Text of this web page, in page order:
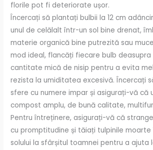
florile pot fi deteriorate ușor.
Încercați să plantați bulbii la 12 cm
unul de celălalt într-un sol bine drenat,
materie organică bine putrezită sau
mod ideal, flancăți fiecare bulb
cantitate mică de nisip pentru a evita
rezista la umiditatea excesivă. Încercați
sfere cu numere impar și asigurați-vă că
compost amplu, de bună calitate,
Pentru întreținere, asigurați-vă că
cu promptitudine și tăiați tulpinile moarte
solului la sfârșitul toamnei pentru a ajuta